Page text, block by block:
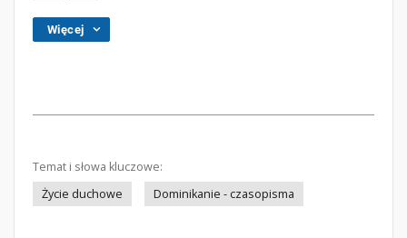
Więcej
Temat i słowa kluczowe:
Życie duchowe
Dominikanie - czasopisma